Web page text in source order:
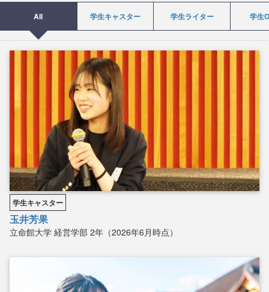
All 学生キャスター 学生ライター 学生
学生キャスター
玉井芳果
立命館大学 経営学部 2年（2026年6月時点）